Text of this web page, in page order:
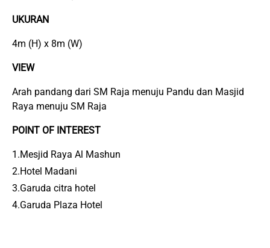
UKURAN
4m (H) x 8m (W)
VIEW
Arah pandang dari SM Raja menuju Pandu dan Masjid
Raya menuju SM Raja
POINT OF INTEREST
1.Mesjid Raya Al Mashun
2.Hotel Madani
3.Garuda citra hotel
4.Garuda Plaza Hotel